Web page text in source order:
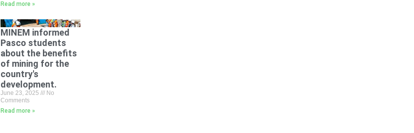
Read more »
MINEM informed
Pasco students
about the benefits
of mining for the
country's
development.
June 23, 2025
No
Comments
Read more »